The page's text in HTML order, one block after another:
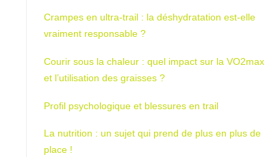
Crampes en ultra-trail : la déshydratation est-elle
vraiment responsable ?
Courir sous la chaleur : quel impact sur la VO2max
et l’utilisation des graisses ?
Profil psychologique et blessures en trail
La nutrition : un sujet qui prend de plus en plus de
place !